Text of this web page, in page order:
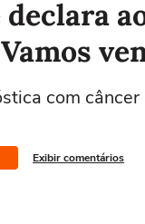
com
Exibir comentários